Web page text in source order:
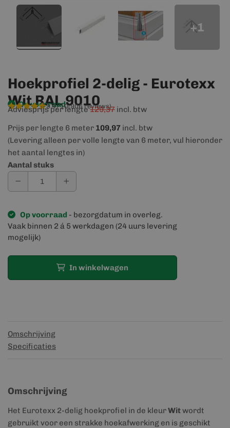
+1
Hoekprofiel 2-delig - Eurotexx
Wit RAL 9010
Op voorraad
9,4/10(906 reviews)
Adviesprijs per lengte129,37 incl. btw
Prijs per lengte 6 meter 109,97 incl. btw
(Levering alleen per volle lengte van 6 meter, vul hieronder
het aantal lengtes in)
Aantal stuks
Op voorraad - bezorgdatum in overleg.
Vaak binnen 2 á 5 werkdagen (24 uurs levering
mogelijk)
In winkelwagen
Omschrijving
Specificaties
Omschrijving
Het Eurotexx 2-delig hoekprofiel in de kleurWitwordt
gebruikt voor een strakke hoekafwerking en is geschikt